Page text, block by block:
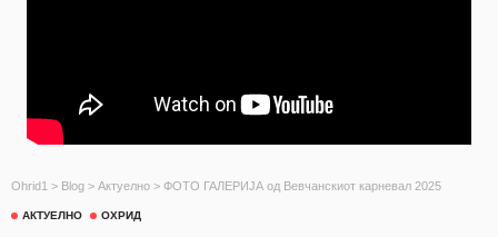
Ohrid1 > Blog > Актуелно > ФОТО ГАЛЕРИЈА од Вевчанскиот карневал 2025
АКТУЕЛНО ОХРИД